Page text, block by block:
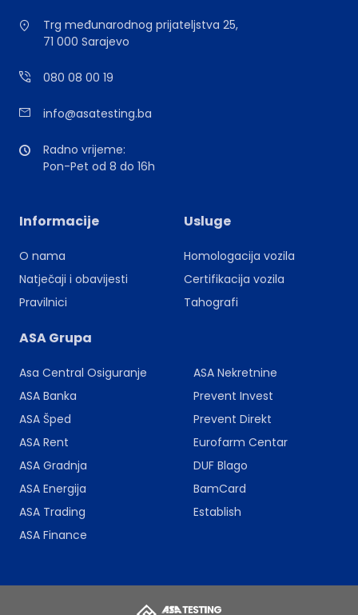
Trg međunarodnog prijateljstva 25,
71 000 Sarajevo
080 08 00 19
info@asatesting.ba
Radno vrijeme:
Pon-Pet od 8 do 16h
Informacije
O nama
Natječaji i obavijesti
Pravilnici
Usluge
Homologacija vozila
Certifikacija vozila
Tahografi
ASA Grupa
Asa Central Osiguranje
ASA Banka
ASA Šped
ASA Rent
ASA Gradnja
ASA Energija
ASA Trading
ASA Finance
ASA Nekretnine
Prevent Invest
Prevent Direkt
Eurofarm Centar
DUF Blago
BamCard
Establish